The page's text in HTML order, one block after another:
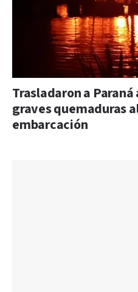
Trasladaron a
graves quemaduras
embarcación